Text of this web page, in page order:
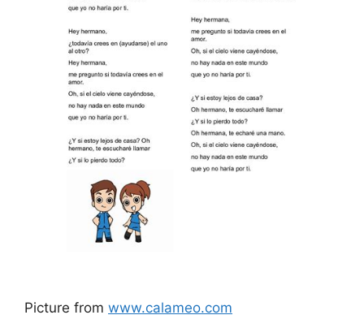
Picture from www.calameo.com